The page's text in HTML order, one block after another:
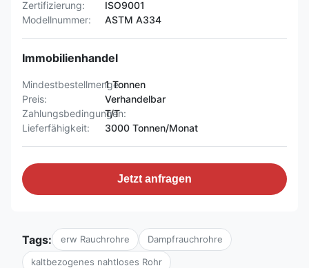
Zertifizierung:
ISO9001
Modellnummer:
ASTM A334
Immobilienhandel
Mindestbestellmenge:1 Tonnen
Preis:
Verhandelbar
Zahlungsbedingungen:
T/T
Lieferfähigkeit:
3000 Tonnen/Monat
Jetzt anfragen
Tags: erw Rauchrohre Dampfrauchrohre
kaltbezogenes nahtloses Rohr